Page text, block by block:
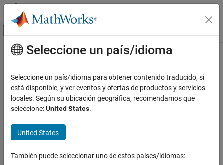
Saltar al contenido
Mostrar/ocultar menú de navegación
Inicio de Documentación
Contenido principal
¿Qué tan útil fue esta traducción?
Seleccione un país/idioma
Seleccione un país/idioma para obtener contenido traducido, si
está disponible, y ver eventos y ofertas de productos y servicios
locales. Según su ubicación geográfica, recomendamos que
seleccione:United States.
United States
También puede seleccionar uno de estos países/idiomas: